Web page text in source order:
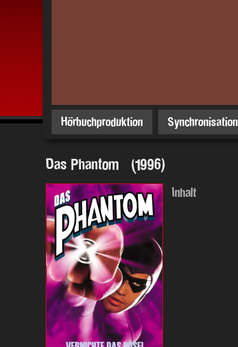
Hörbuchproduktion Synchronisation
Das Phantom (1996)
Inhalt